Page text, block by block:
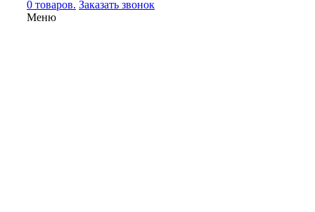
0 товаров. Заказать звонок
Меню